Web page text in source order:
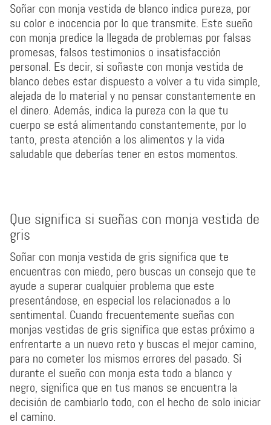
Soñar con monja vestida de blanco indica pureza, por
su color e inocencia por lo que transmite. Este sueño
con monja predice la llegada de problemas por falsas
promesas, falsos testimonios o insatisfacción
personal. Es decir, si soñaste con monja vestida de
blanco debes estar dispuesto a volver a tu vida simple,
alejada de lo material y no pensar constantemente en
el dinero. Además, indica la pureza con la que tu
cuerpo se está alimentando constantemente, por lo
tanto, presta atención a los alimentos y la vida
saludable que deberías tener en estos momentos.
Que significa si sueñas con monja vestida de
gris
Soñar con monja vestida de gris significa que te
encuentras con miedo, pero buscas un consejo que te
ayude a superar cualquier problema que este
presentándose, en especial los relacionados a lo
sentimental. Cuando frecuentemente sueñas con
monjas vestidas de gris significa que estas próximo a
enfrentarte a un nuevo reto y buscas el mejor camino,
para no cometer los mismos errores del pasado. Si
durante el sueño con monja esta todo a blanco y
negro, significa que en tus manos se encuentra la
decisión de cambiarlo todo, con el hecho de solo iniciar
el camino.